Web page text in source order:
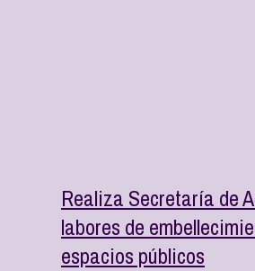
Realiza Secretaría de
labores de
espacios públicos